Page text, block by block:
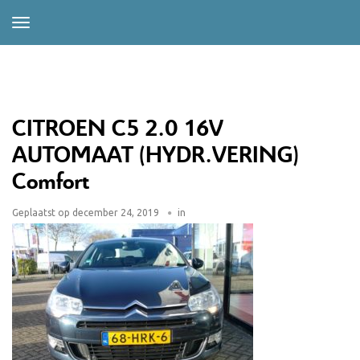
CITROEN C5 2.0 16V
AUTOMAAT (HYDR.VERING)
Comfort
Geplaatst op december 24, 2019 in